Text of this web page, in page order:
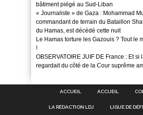
bâtiment piégé au Sud-Liban
« Journaliste » de Gaza : Mohammad
commandant de terrain du Bataillon
du Hamas, est décédé cette nuit
Le Hamas torture les Gazouis ? Tout le
!
OBSERVATOIRE JUIF DE France : Et si
regardait du côté de la Cour suprême
ACCUEIL ACCUEIL
LA RÉDACTION LDJ LIGUE DE